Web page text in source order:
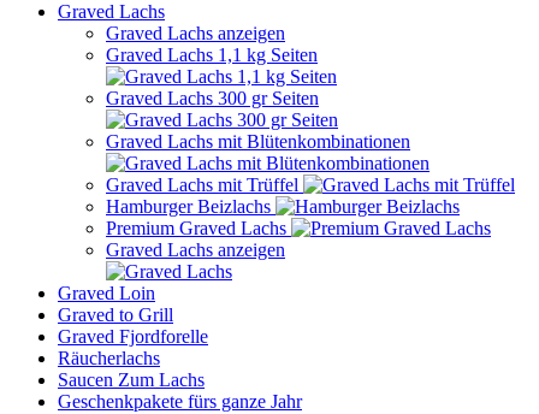
Graved Lachs
Graved Lachs anzeigen
Graved Lachs 1,1 kg Seiten
Graved Lachs 300 gr Seiten
Graved Lachs mit Blütenkombinationen
Graved Lachs mit Trüffel
Hamburger Beizlachs
Premium Graved Lachs
Graved Lachs anzeigen
Graved Loin
Graved to Grill
Graved Fjordforelle
Räucherlachs
Saucen Zum Lachs
Geschenkpakete fürs ganze Jahr